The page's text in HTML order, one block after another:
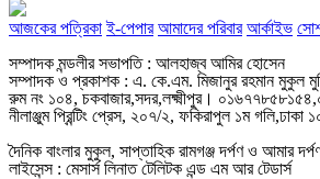
আজকের পত্রিকা ই-পেপার আমাদের পরিবার আর্কাইভ
সম্পাদক মন্ডলীর সভাপতি : আলহাজ্ব আমির হোসেন
সম্পাদক ও প্রকাশক : এ. কে.এম. মিজানুর রহমান মুকুল
রুম নং ১০৪, চকবাজার,সদর,লক্ষ্মীপুর।
নীলাঞ্জুম প্রিন্টিং প্রেস, ২০৭/২, ফকিরাপুল ১ম গলি,ঢাকা
দৈনিক বাংলার মুকুল, সাপ্তাহিক রামগঞ্জ দর্পণ ও আমার
লাইসেন্স : মেসার্স লিনাত টেলিটক এন্ড এম আর টেডার্স